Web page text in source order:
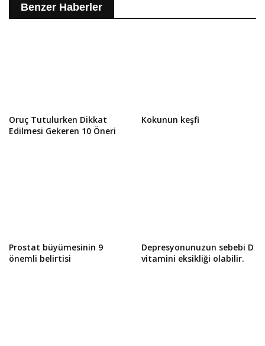
Benzer Haberler
Oruç Tutulurken Dikkat
Edilmesi Gekeren 10 Öneri
Kokunun keşfi
Prostat büyümesinin 9
önemli belirtisi
Depresyonunuzun sebebi D
vitamini eksikliği olabilir.